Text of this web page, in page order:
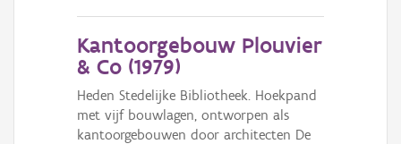
Kantoorgebouw Plouvier
& Co (1979)
Heden Stedelijke Bibliotheek. Hoekpand
met vijf bouwlagen, ontworpen als
kantoorgebouwen door architecten De